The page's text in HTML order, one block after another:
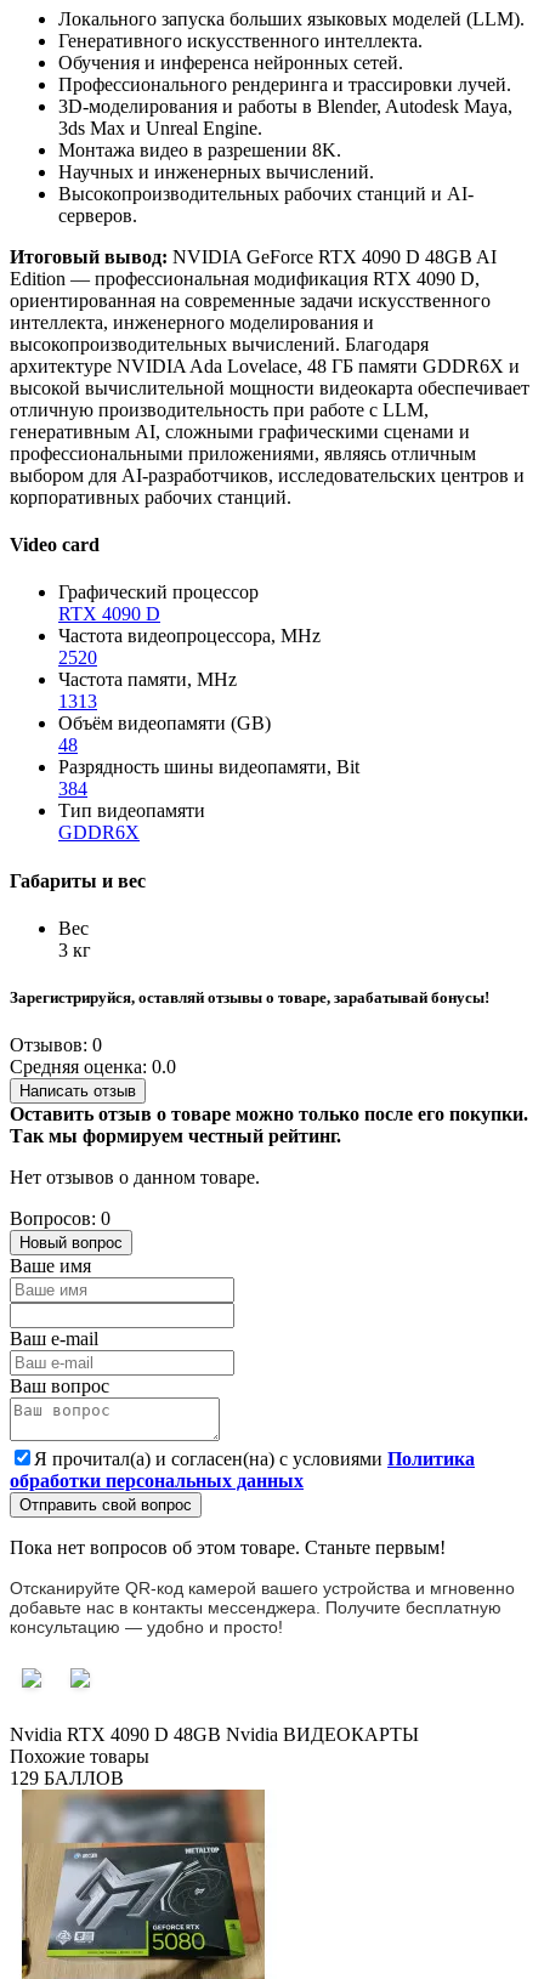
Локального запуска больших языковых моделей (LLM).
Генеративного искусственного интеллекта.
Обучения и инференса нейронных сетей.
Профессионального рендеринга и трассировки лучей.
3D-моделирования и работы в Blender, Autodesk Maya,
3ds Max и Unreal Engine.
Монтажа видео в разрешении 8K.
Научных и инженерных вычислений.
Высокопроизводительных рабочих станций и AI-
серверов.
Итоговый вывод: NVIDIA GeForce RTX 4090 D 48GB AI
Edition — профессиональная модификация RTX 4090 D,
ориентированная на современные задачи искусственного
интеллекта, инженерного моделирования и
высокопроизводительных вычислений. Благодаря
архитектуре NVIDIA Ada Lovelace, 48 ГБ памяти GDDR6X и
высокой вычислительной мощности видеокарта обеспечивает
отличную производительность при работе с LLM,
генеративным AI, сложными графическими сценами и
профессиональными приложениями, являясь отличным
выбором для AI-разработчиков, исследовательских центров и
корпоративных рабочих станций.
Video card
Графический процессор
RTX 4090 D
Частота видеопроцессора, MHz
2520
Частота памяти, MHz
1313
Объём видеопамяти (GB)
48
Разрядность шины видеопамяти, Bit
384
Тип видеопамяти
GDDR6X
Габариты и вес
Вес
3 кг
Зарегистрируйся, оставляй отзывы о товаре, зарабатывай бонусы!
Отзывов: 0
Средняя оценка: 0.0
Написать отзыв
Оставить отзыв о товаре можно только после его покупки.
Так мы формируем честный рейтинг.
Нет отзывов о данном товаре.
Вопросов: 0
Новый вопрос
Ваше имя
Ваш e-mail
Ваш вопрос
Я прочитал(а) и согласен(на) с условиями Политика
обработки персональных данных
Отправить свой вопрос
Пока нет вопросов об этом товаре. Станьте первым!
Отсканируйте QR-код камерой вашего устройства и мгновенно
добавьте нас в контакты мессенджера. Получите бесплатную
консультацию — удобно и просто!
Nvidia RTX 4090 D 48GB Nvidia ВИДЕОКАРТЫ
Похожие товары
129 БАЛЛОВ